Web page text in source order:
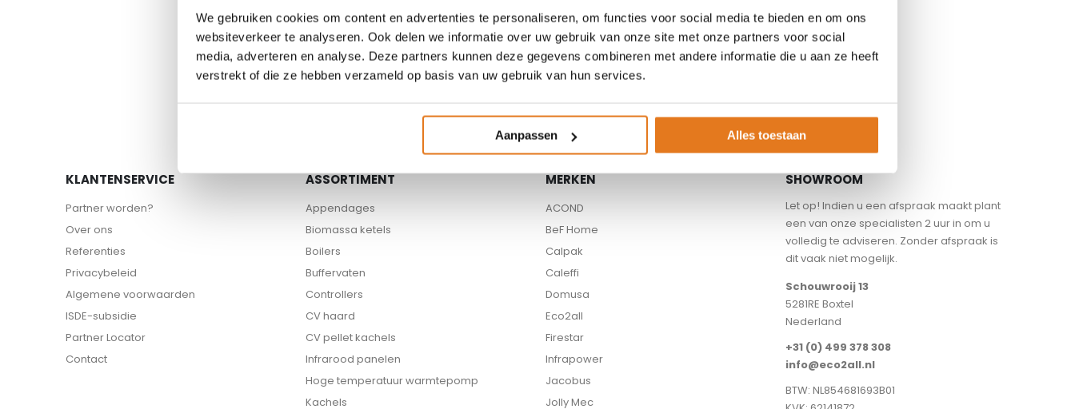
We gebruiken cookies om content en advertenties te personaliseren, om functies voor social media te bieden en om ons
websiteverkeer te analyseren. Ook delen we informatie over uw gebruik van onze site met onze partners voor social
media, adverteren en analyse. Deze partners kunnen deze gegevens combineren met andere informatie die u aan ze heeft
verstrekt of die ze hebben verzameld op basis van uw gebruik van hun services.
Aanpassen Alles toestaan
Beschikbare partners
KLANTENSERVICE
Partner worden?
Over ons
Referenties
Privacybeleid
Algemene voorwaarden
ISDE-subsidie
Partner Locator
Contact
ASSORTIMENT
Appendages
Biomassa ketels
Boilers
Buffervaten
Controllers
CV haard
CV pellet kachels
Infrarood panelen
Hoge temperatuur warmtepomp
Kachels
MERKEN
ACOND
BeF Home
Calpak
Caleffi
Domusa
Eco2all
Firestar
Infrapower
Jacobus
Jolly Mec
SHOWROOM
Let op! Indien u een afspraak maakt plant
een van onze specialisten 2 uur in om u
volledig te adviseren. Zonder afspraak is
dit vaak niet mogelijk.
Schouwrooij 13
5281RE Boxtel
Nederland
+31 (0) 499 378 308
info@eco2all.nl
BTW: NL854681693B01